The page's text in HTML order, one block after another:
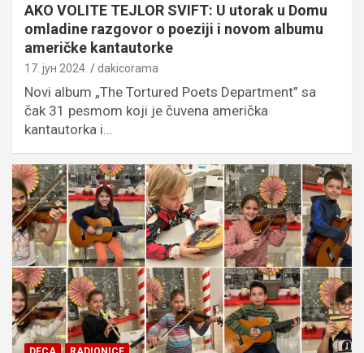
AKO VOLITE TEJLOR SVIFT: U utorak u Domu
omladine razgovor o poeziji i novom albumu
američke kantautorke
17. јун 2024. dakicorama
Novi album „The Tortured Poets Department” sa
čak 31 pesmom koji je čuvena američka
kantautorka i…